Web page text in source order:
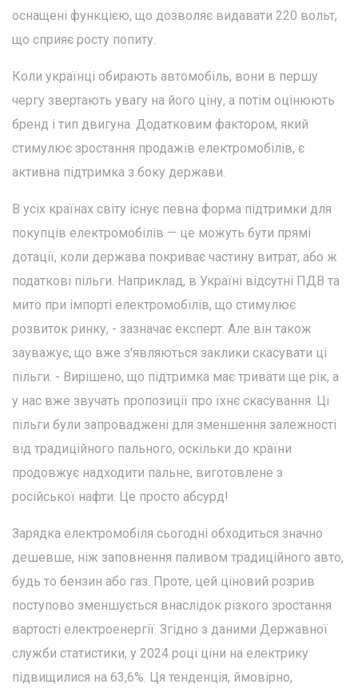
оснащені функцією, що дозволяє видавати 220 вольт,
що сприяє росту попиту.
Коли українці обирають автомобіль, вони в першу
чергу звертають увагу на його ціну, а потім оцінюють
бренд і тип двигуна. Додатковим фактором, який
стимулює зростання продажів електромобілів, є
активна підтримка з боку держави.
В усіх країнах світу існує певна форма підтримки для
покупців електромобілів — це можуть бути прямі
дотації, коли держава покриває частину витрат, або ж
податкові пільги. Наприклад, в Україні відсутні ПДВ та
мито при імпорті електромобілів, що стимулює
розвиток ринку, - зазначає експерт. Але він також
зауважує, що вже з'являються заклики скасувати ці
пільги. - Вирішено, що підтримка має тривати ще рік, а
у нас вже звучать пропозиції про їхнє скасування. Ці
пільги були запроваджені для зменшення залежності
від традиційного пального, оскільки до країни
продовжує надходити пальне, виготовлене з
російської нафти. Це просто абсурд!
Зарядка електромобіля сьогодні обходиться значно
дешевше, ніж заповнення паливом традиційного авто,
будь то бензин або газ. Проте, цей ціновий розрив
поступово зменшується внаслідок різкого зростання
вартості електроенергії. Згідно з даними Державної
служби статистики, у 2024 році ціни на електрику
підвищилися на 63,6%. Ця тенденція, ймовірно,